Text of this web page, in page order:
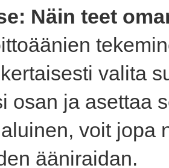
Näin teet
valita
osan ja asettaa
voit jopa
ääniraidan.